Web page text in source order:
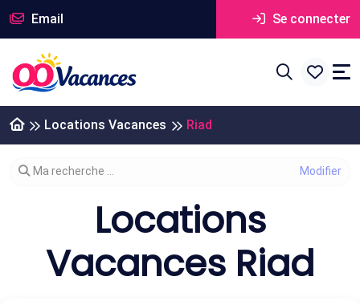
Email Se connecter
Locations Vacances Riad
Modifier votre recherche
Ma recherche ...
Locations
Vacances Riad